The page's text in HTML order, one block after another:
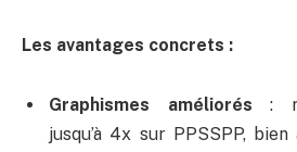
Les avantages concrets :
Graphismes améliorés :
jusqu’à 4x sur PPSSPP,